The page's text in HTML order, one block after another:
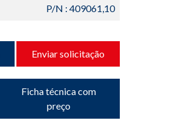
P/N : 409061,10
Enviar solicitação
Ficha técnica com
preço